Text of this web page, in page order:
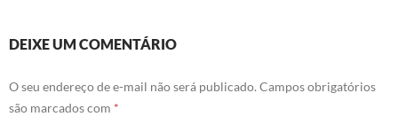
DEIXE UM COMENTÁRIO
O seu endereço de e-mail não será publicado. Campos obrigatórios
são marcados com *